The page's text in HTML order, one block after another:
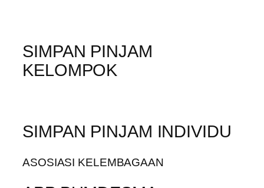
SIMPAN PINJAM
KELOMPOK
SIMPAN PINJAM INDIVIDU
ASOSIASI KELEMBAGAAN